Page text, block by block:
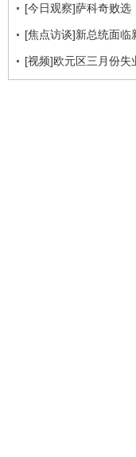
[今日观察]萨科奇败选
[焦点访谈]新总统面
[视频]欧元区三月份失